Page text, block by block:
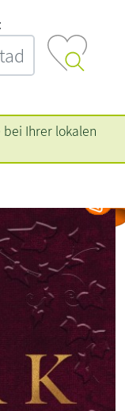
bei Ihrer lokalen